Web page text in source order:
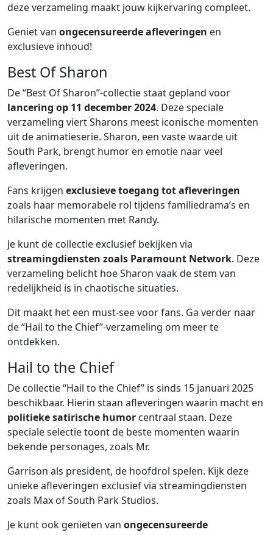
deze verzameling maakt jouw kijkervaring compleet.
Geniet van ongecensureerde afleveringen en
exclusieve inhoud!
Best Of Sharon
De “Best Of Sharon”-collectie staat gepland voor
lancering op 11 december 2024. Deze speciale
verzameling viert Sharons meest iconische momenten
uit de animatieserie. Sharon, een vaste waarde uit
South Park, brengt humor en emotie naar veel
afleveringen.
Fans krijgen exclusieve toegang tot afleveringen
zoals haar memorabele rol tijdens familiedrama’s en
hilarische momenten met Randy.
Je kunt de collectie exclusief bekijken via
streamingdiensten zoals Paramount Network. Deze
verzameling belicht hoe Sharon vaak de stem van
redelijkheid is in chaotische situaties.
Dit maakt het een must-see voor fans. Ga verder naar
de “Hail to the Chief”-verzameling om meer te
ontdekken.
Hail to the Chief
De collectie “Hail to the Chief” is sinds 15 januari 2025
beschikbaar. Hierin staan afleveringen waarin macht en
politieke satirische humor centraal staan. Deze
speciale selectie toont de beste momenten waarin
bekende personages, zoals Mr.
Garrison als president, de hoofdrol spelen. Kijk deze
unieke afleveringen exclusief via streamingdiensten
zoals Max of South Park Studios.
Je kunt ook genieten van ongecensureerde